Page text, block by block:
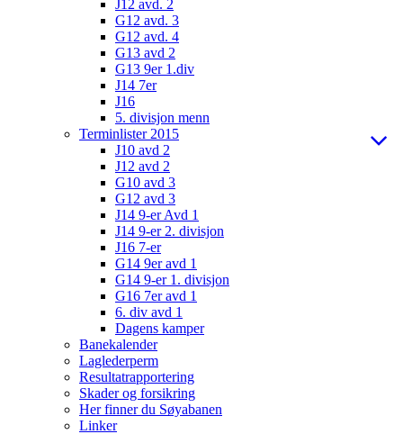
J12 avd. 2
G12 avd. 3
G12 avd. 4
G13 avd 2
G13 9er 1.div
J14 7er
J16
5. divisjon menn
Terminlister 2015
J10 avd 2
J12 avd 2
G10 avd 3
G12 avd 3
J14 9-er Avd 1
J14 9-er 2. divisjon
J16 7-er
G14 9er avd 1
G14 9-er 1. divisjon
G16 7er avd 1
6. div avd 1
Dagens kamper
Banekalender
Laglederperm
Resultatrapportering
Skader og forsikring
Her finner du Søyabanen
Linker